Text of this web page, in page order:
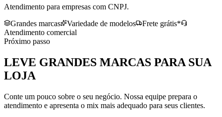
Atendimento para empresas com CNPJ.
Grandes marcas
Variedade de modelos
Frete grátis*
Atendimento comercial
Próximo passo
LEVE GRANDES MARCAS PARA SUA
LOJA
Conte um pouco sobre o seu negócio. Nossa equipe prepara o
atendimento e apresenta o mix mais adequado para seus clientes.